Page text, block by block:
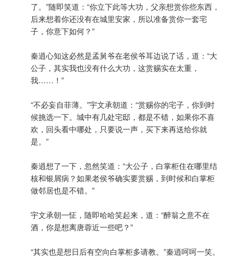
了。”随即笑道：“你立下此等大功，父亲想赏你些东西，
后来想着你还没有在城里安家，所以准备赏你一套宅
子，你意下如何？”
秦逍心知这必然是孟舅爷在老侯爷耳边说了话，道：“大
公子，其实我也没有什么大功，这赏赐实在太重，
我……！”
“不必妄自菲薄。”宇文承朝道：“赏赐你的宅子，你到时
候挑选一下。城中有几处宅邸，都是不错，如果你不喜
欢，回头看中哪处，只要说一声，买下来再送给你就
是。”
秦逍想了一下，忽然笑道：“大公子，白掌柜住在哪里结
核和银屑病？如果老侯爷确实要赏赐，到时候和白掌柜
做邻居也是不错。”
宇文承朝一怔，随即哈哈笑起来，道：“醉翁之意不在
酒，你是想离唐蓉近一些吧？”
“其实也是想日后有空向白掌柜多请教。”秦逍呵呵一笑。